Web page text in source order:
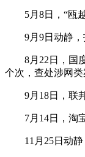
5月8日，“瓯越
9月9日动静，抖
8月22日，国度
个次，查处涉网
9月18日，联邦
7月14日，淘宝
11月25日动静，